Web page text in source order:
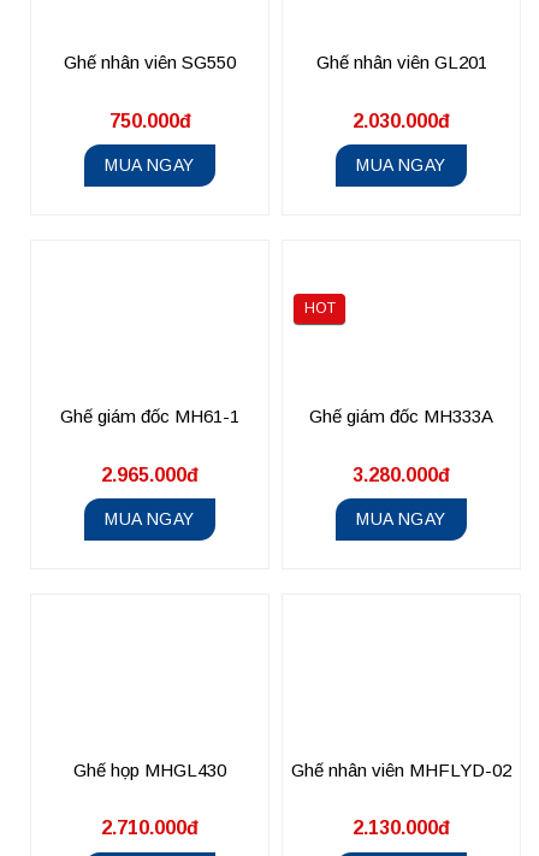
Ghế nhân viên SG550
750.000đ
MUA NGAY
Ghế nhân viên GL201
2.030.000đ
MUA NGAY
Ghế giám đốc MH61-1
2.965.000đ
MUA NGAY
HOT
Ghế giám đốc MH333A
3.280.000đ
MUA NGAY
Ghế họp MHGL430
2.710.000đ
Ghế nhân viên MHFLYD-02
2.130.000đ